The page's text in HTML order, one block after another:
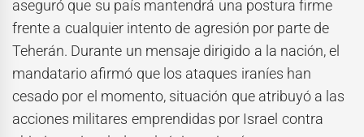
aseguró que su país mantendrá una postura firme
frente a cualquier intento de agresión por parte de
Teherán. Durante un mensaje dirigido a la nación, el
mandatario afirmó que los ataques iraníes han
cesado por el momento, situación que atribuyó a las
acciones militares emprendidas por Israel contra